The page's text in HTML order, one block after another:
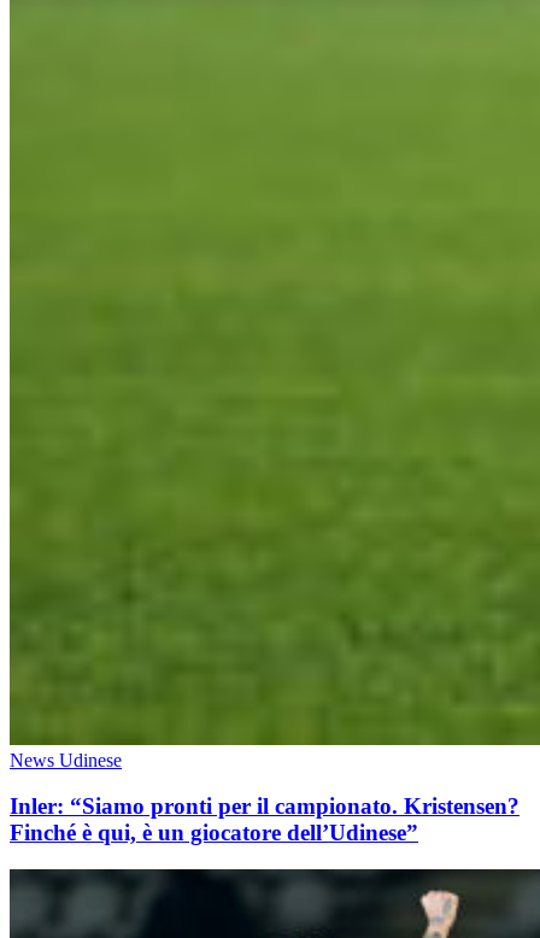
News Udinese
Inler: “Siamo pronti per il campionato. Kristensen?
Finché è qui, è un giocatore dell’Udinese”